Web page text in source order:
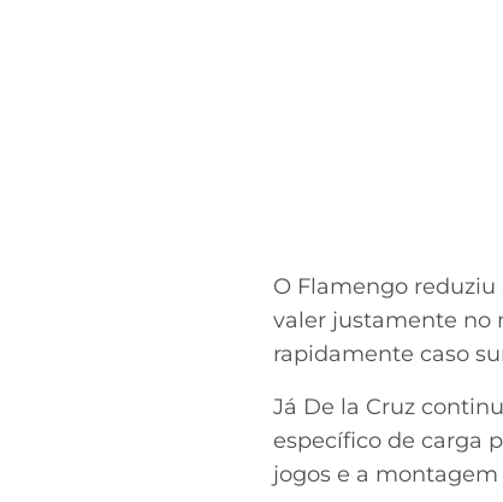
O Flamengo
valer justamente no
rapidamente caso
Já De la Cruz
específico de carga
jogos e a